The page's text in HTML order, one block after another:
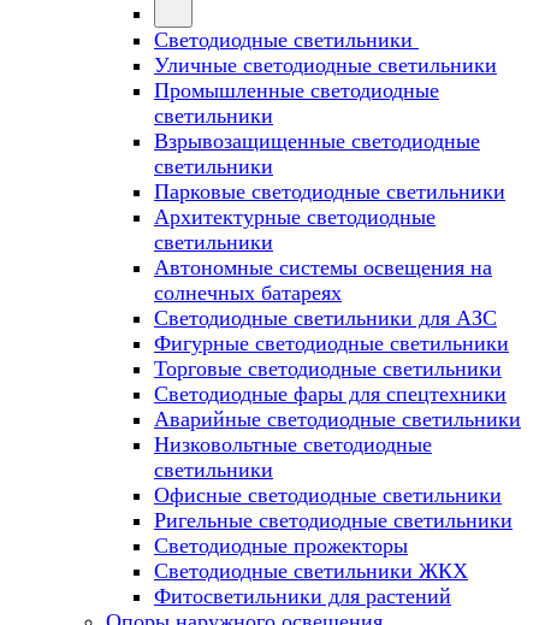
Светодиодные светильники
Уличные светодиодные светильники
Промышленные светодиодные
светильники
Взрывозащищенные светодиодные
светильники
Парковые светодиодные светильники
Архитектурные светодиодные
светильники
Автономные системы освещения на
солнечных батареях
Светодиодные светильники для АЗС
Фигурные светодиодные светильники
Торговые светодиодные светильники
Cветодиодные фары для спецтехники
Аварийные светодиодные светильники
Низковольтные светодиодные
светильники
Офисные светодиодные светильники
Ригельные светодиодные светильники
Светодиодные прожекторы
Светодиодные светильники ЖКХ
Фитосветильники для растений